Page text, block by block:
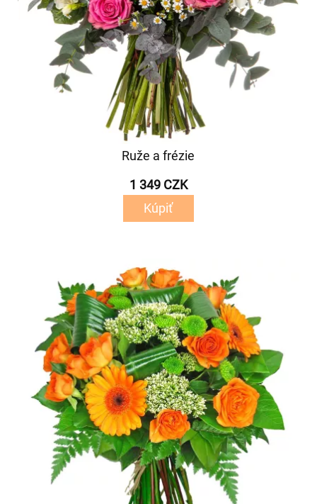
Ruže a frézie
1 349 CZK
Kúpiť